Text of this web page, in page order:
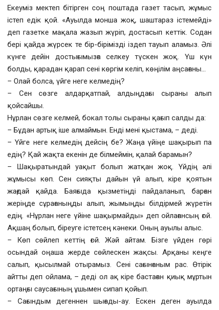
Екеуміз мектеп бітірген соң поштада газет тасып, жұмыс
істеп едік қой. «Ауылда монша жоқ, шаштараз істемейді»
деп газетке мақала жазып жүріп, достасып кеттік. Содан
бері қайда жүрсек те бір-бірімізді іздеп тауып аламыз. Әлі
күнге дейін достығымызға селкеу түскен жоқ. Үш күн
болды, қарадан қарап сені көргім келіп, көңілім аңсағаны…
– Олай болса, үйге неге келмедің?
– Сен сөзге алдарқатпай, алдыңдағы сыраны алып
қойсайшы.
Нұрлан сөзге келмей, бокал толы сыраны қағып салды да:
– Бұдан артық іше алмаймын. Енді мені қыстама, – деді.
– Үйге неге келмедің дейсің бе? Жаңа үйіңе шақырып па
едің? Қай жақта екенін де білмеймін, қалай барамын?
– Шақыратындай уақыт болып жатқан жоқ. Үйдің әлі
жұмысы көп. Сен сияқты дайын үй алып, кіре қоятын
жағдай қайда. Баяғыда қызметіңді пайдаланып, барған
жеріңде сұрағаныңды алып, жымыңды білдірмей жүретін
едің. «Нұрлан неге үйіне шақырмайды» деп ойлағансың ғой.
Ақшаң болып, біреуге істетсең кәнеки. Оның ауылы алыс.
– Көп сөйлеп кеттің ғой. Жәй айтам. Бізге үйден гөрі
осындай оңаша жерде сөйлескен жақсы. Арқаны кеңге
салып, қысылмай отырамыз. Сені сағынғаным рас. Өтірік
айтты деп ойлама, – деді ол ақ кіре бастаған қиық мұртын
ортаңғы саусағының ұшымен сипап қойып.
– Сағындым дегеннен шығады-ау. Ескен деген ауылда